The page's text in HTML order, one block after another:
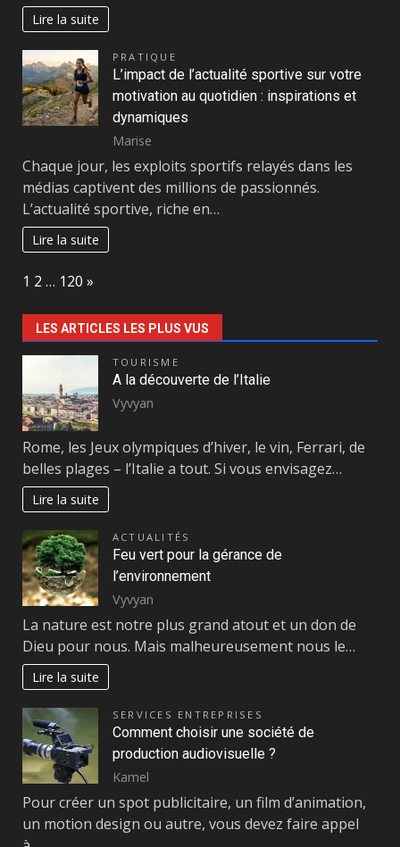
Lire la suite
PRATIQUE
L’impact de l’actualité sportive sur votre
motivation au quotidien : inspirations et
dynamiques
Marise
Chaque jour, les exploits sportifs relayés dans les
médias captivent des millions de passionnés.
L’actualité sportive, riche en…
Lire la suite
Page:
1 2 … 120 Next
»
LES ARTICLES LES PLUS VUS
TOURISME
A la découverte de l’Italie
Vyvyan
Rome, les Jeux olympiques d’hiver, le vin, Ferrari, de
belles plages – l’Italie a tout. Si vous envisagez…
Lire la suite
ACTUALITÉS
Feu vert pour la gérance de
l’environnement
Vyvyan
La nature est notre plus grand atout et un don de
Dieu pour nous. Mais malheureusement nous le…
Lire la suite
SERVICES ENTREPRISES
Comment choisir une société de
production audiovisuelle ?
Kamel
Pour créer un spot publicitaire, un film d’animation,
un motion design ou autre, vous devez faire appel